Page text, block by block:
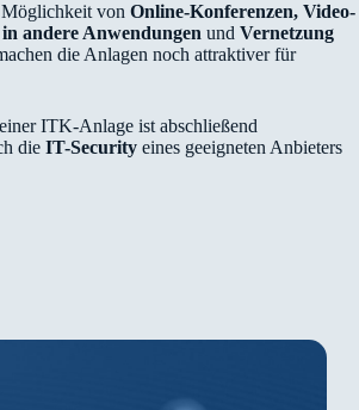
von Online-Konferenzen, Video-
andere Anwendungen und Vernetzung
die Anlagen noch attraktiver für
einer ITK-Anlage ist abschließend
die IT-Security eines geeigneten Anbieters